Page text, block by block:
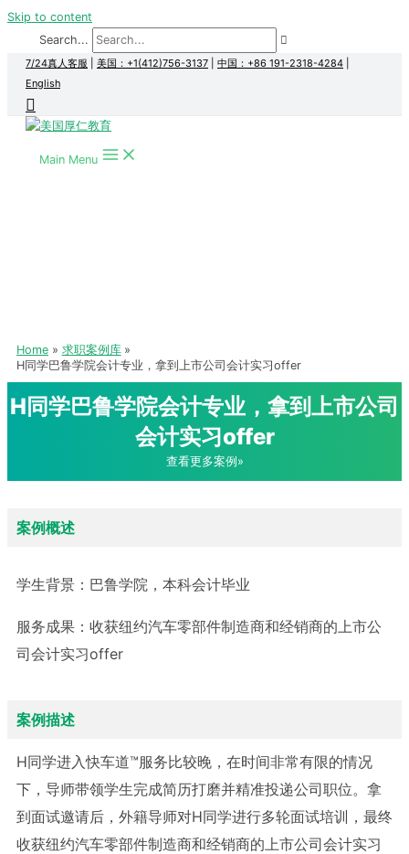
Skip to content
Search...
7/24真人客服 美国：+1(412)756-3137 中国：+86 191-2318-4284
English
Main Menu
Home
求职案例库
H同学巴鲁学院会计专业，拿到上市公司会计实习offer
H同学巴鲁学院会计专业，拿到上市公司
会计实习offer
查看更多案例»
案例概述
学生背景： 巴鲁学院，本科会计毕业
服务成果： 收获纽约汽车零部件制造商和经销商的上市公
司会计实习offer
案例描述
H同学进入快车道™服务比较晚，在时间非常有限的情况
下，导师带领学生完成简历打磨并精准投递公司职位。拿
到面试邀请后，外籍导师对H同学进行多轮面试培训，最终
收获纽约汽车零部件制造商和经销商的上市公司会计实习